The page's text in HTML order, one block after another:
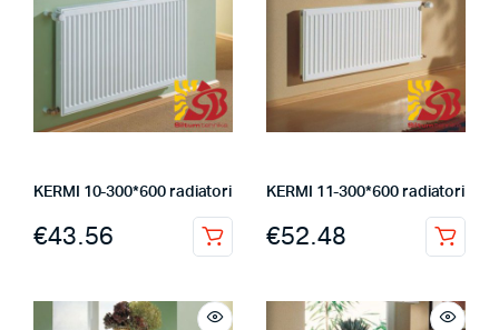
KERMI 10-300*600 radiatori
€43.56
KERMI 11-300*600 radiatori
€52.48